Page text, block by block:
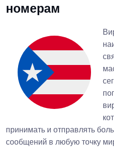
номерам
принимать и отправлять
сообщений в любую точку